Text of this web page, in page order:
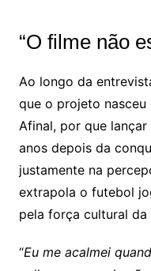
“O filme não
Ao longo da
que o projeto
Afinal, por que
anos depois da
justamente na
extrapola o futebol
pela força cultural da
“Eu me acalmei